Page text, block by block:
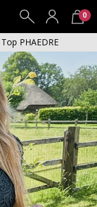
0
Top PHAEDRE